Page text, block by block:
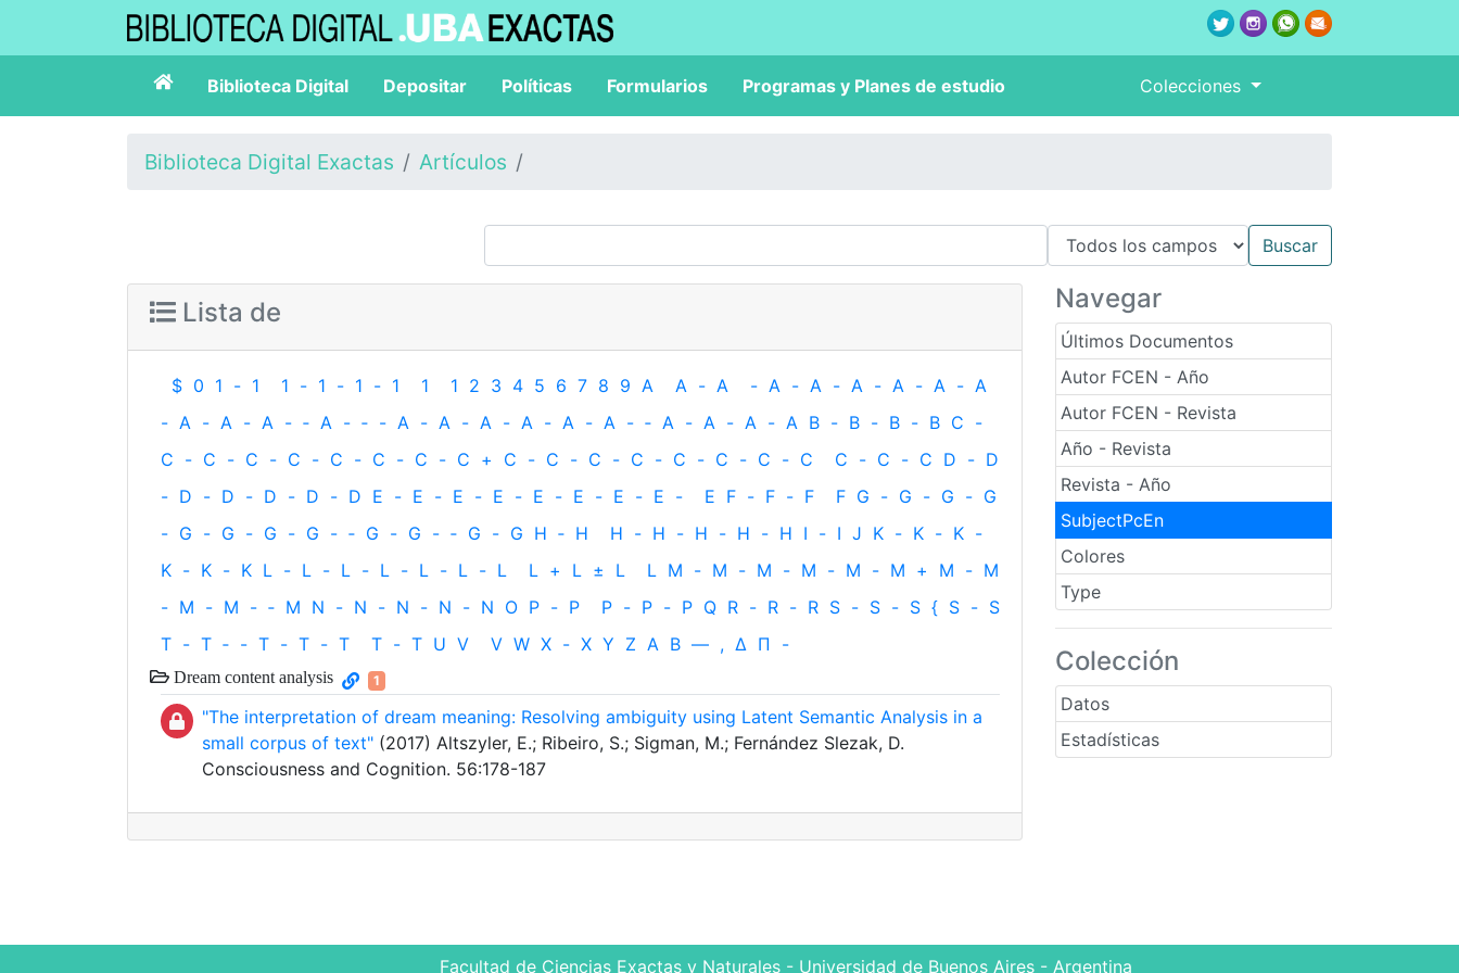
Biblioteca Digital Depositar Políticas Formularios Programas y Planes de estudio Colecciones
Biblioteca Digital Exactas Artículos
Navegar
Últimos Documentos
Autor FCEN - Año
Autor FCEN - Revista
Año - Revista
Revista - Año
SubjectPcEn
Colores
Type
Colección
Datos
Estadísticas
Lista de
$ 0 1 - 1 1 - 1 - 1 - 1 1 1 2 3 4 5 6 7 8 9 A A - A - A - A - A - A - A - A
- A - A - A - ‐ A - ‐ - A - A - A - A - A - A - ‐ A - A - A - A B - B - B - B C -
C - C - C - C - C - C - C - C + C - C - C - C - C - C - C - C C - C - C D - D
- D - D - D - D - D E - E - E - E - E - E - E - E - E F - F - F F G - G - G - G
- G - G - G - G - ‐ G - G - ‐ G - G H ‐ H H - H - H - H - H I - I J K - K - K -
K - K - K L - L - L - L - L - L - L L + L ± L L M - M - M - M - M - M + M - M
- M - M - ‐ M N - N - N - N - N O P - P P - P - P Q R - R - R S - S - S { S - S
T - T ‐ - T - T - T T - T U V V W X - X Y Z Α Β — , Δ Π -
Dream content analysis 1
"The interpretation of dream meaning: Resolving ambiguity using Latent Semantic Analysis in a
small corpus of text" (2017) Altszyler, E.; Ribeiro, S.; Sigman, M.; Fernández Slezak, D.
Consciousness and Cognition. 56:178-187
Facultad de Ciencias Exactas y Naturales - Universidad de Buenos Aires - Argentina